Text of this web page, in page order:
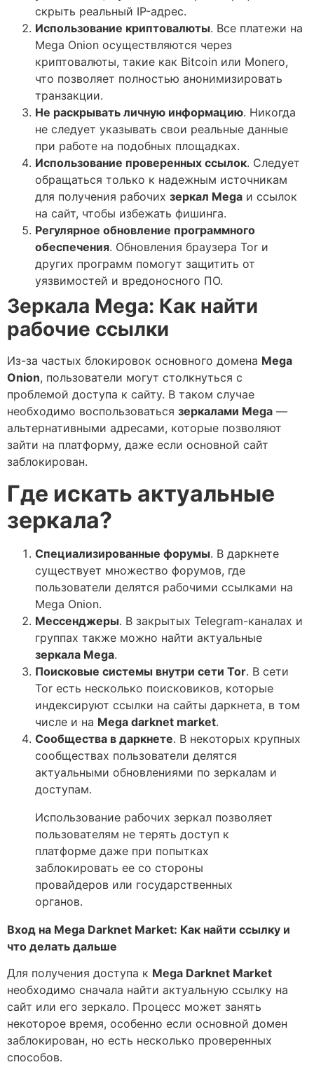
скрыть реальный IP-адрес.
Использование криптовалюты. Все платежи на
Mega Onion осуществляются через
криптовалюты, такие как Bitcoin или Monero,
что позволяет полностью анонимизировать
транзакции.
Не раскрывать личную информацию. Никогда
не следует указывать свои реальные данные
при работе на подобных площадках.
Использование проверенных ссылок. Следует
обращаться только к надежным источникам
для получения рабочих зеркал Mega и ссылок
на сайт, чтобы избежать фишинга.
Регулярное обновление программного
обеспечения. Обновления браузера Tor и
других программ помогут защитить от
уязвимостей и вредоносного ПО.
Зеркала Mega: Как найти
рабочие ссылки
Из-за частых блокировок основного домена Mega
Onion, пользователи могут столкнуться с
проблемой доступа к сайту. В таком случае
необходимо воспользоваться зеркалами Mega —
альтернативными адресами, которые позволяют
зайти на платформу, даже если основной сайт
заблокирован.
Где искать актуальные
зеркала?
Специализированные форумы. В даркнете
существует множество форумов, где
пользователи делятся рабочими ссылками на
Mega Onion.
Мессенджеры. В закрытых Telegram-каналах и
группах также можно найти актуальные
зеркала Mega.
Поисковые системы внутри сети Tor. В сети
Tor есть несколько поисковиков, которые
индексируют ссылки на сайты даркнета, в том
числе и на Mega darknet market.
Сообщества в даркнете. В некоторых крупных
сообществах пользователи делятся
актуальными обновлениями по зеркалам и
доступам.
Использование рабочих зеркал позволяет
пользователям не терять доступ к
платформе даже при попытках
заблокировать ее со стороны
провайдеров или государственных
органов.
Вход на Mega Darknet Market: Как найти ссылку и
что делать дальше
Для получения доступа к Mega Darknet Market
необходимо сначала найти актуальную ссылку на
сайт или его зеркало. Процесс может занять
некоторое время, особенно если основной домен
заблокирован, но есть несколько проверенных
способов.